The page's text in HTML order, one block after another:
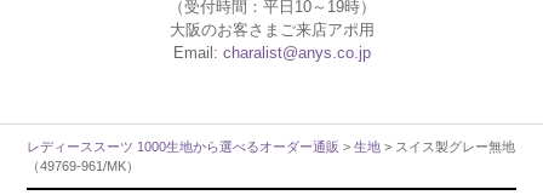
（受付時間：平日10～19時）
大阪のお客さまご来店アポ用
Email: charalist@anys.co.jp
レディーススーツ 1000生地から選べるオーダー通販 >生地 > スイス製グレー無地
（49769-961/MK）